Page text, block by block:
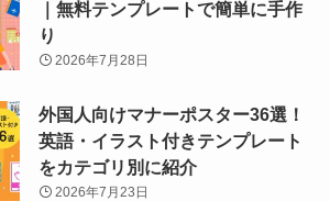
｜無料テンプレートで簡単に手作
り
2026年7月28日
外国人向けマナーポスター36選！
英語・イラスト付きテンプレート
をカテゴリ別に紹介
2026年7月23日